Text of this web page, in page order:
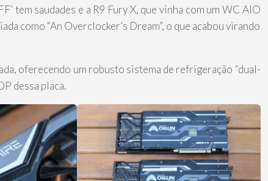
tem saudades e a R9 Fury X, que vinha com um WC AIO
como “An Overclocker’s Dream”, o que acabou virando
oferecendo um robusto sistema de refrigeração “dual-
dessa placa.